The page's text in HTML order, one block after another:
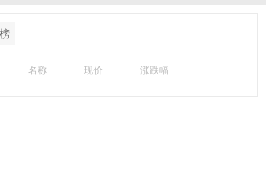
名称 现价 涨跌幅